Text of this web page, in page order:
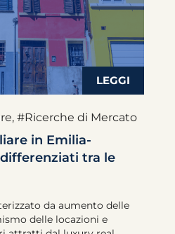
, #Ricerche di Mercato
in Emilia-
tra le
da aumento delle
delle locazioni e